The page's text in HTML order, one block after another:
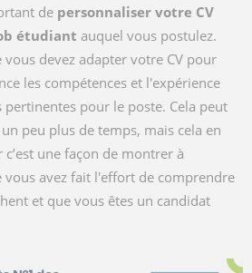
de personnaliser votre CV
étudiant auquel vous postulez.
vous devez adapter votre CV pour
les compétences et l'expérience
pertinentes pour le poste. Cela peut
peu plus de temps, mais cela en
une façon de montrer à
vous avez fait l'effort de comprendre
et que vous êtes un candidat